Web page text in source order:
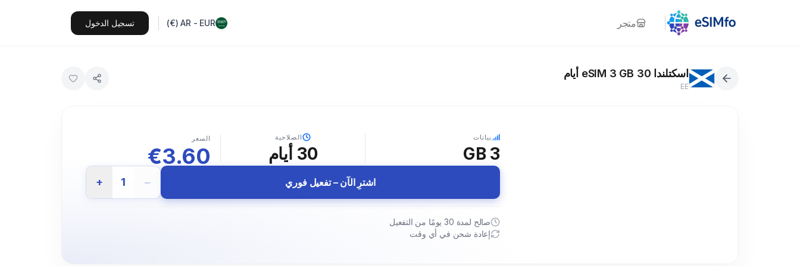
متجر AR - EUR
(
€
) تسجيل الدخول
اسكتلندا eSIM 3 GB 30 أيام
EE
بيانات
3 GB
الصلاحية
30 أيام
السعر
€3.60
اشترِ الآن – تفعيل فوري −
1
+
صالح لمدة 30 يومًا من التفعيل
إعادة شحن في أي وقت